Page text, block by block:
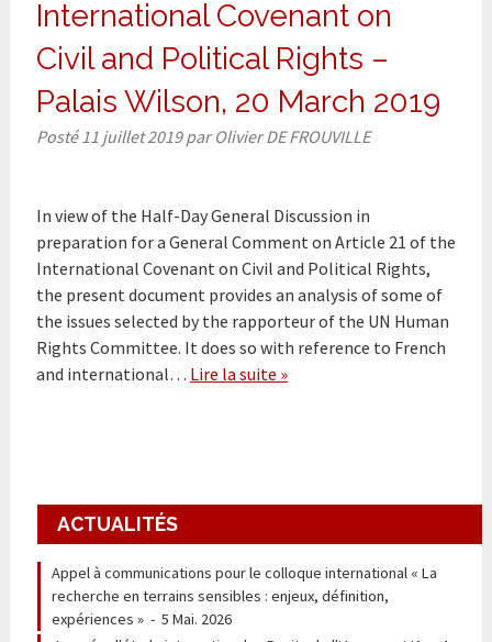
International Covenant on
Civil and Political Rights –
Palais Wilson, 20 March 2019
Posté 11 juillet 2019 par Olivier DE FROUVILLE
In view of the Half-Day General Discussion in
preparation for a General Comment on Article 21 of the
International Covenant on Civil and Political Rights,
the present document provides an analysis of some of
the issues selected by the rapporteur of the UN Human
Rights Committee. It does so with reference to French
and international… Lire la suite »
ACTUALITÉS
Appel à communications pour le colloque international « La
recherche en terrains sensibles : enjeux, définition,
expériences »- 5 Mai. 2026